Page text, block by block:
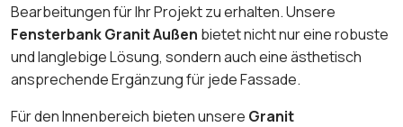
Bearbeitungen für Ihr Projekt zu erhalten. Unsere
Fensterbank Granit Außen bietet nicht nur eine robuste
und langlebige Lösung, sondern auch eine ästhetisch
ansprechende Ergänzung für jede Fassade.
Für den Innenbereich bieten unsere Granit